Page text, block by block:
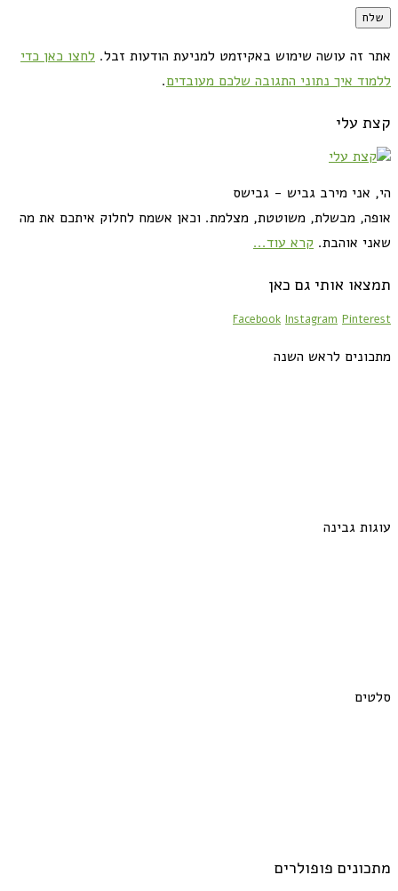
אתר זה עושה שימוש באקיזמט למניעת הודעות זבל. לחצו כאן כדי
ללמוד איך נתוני התגובה שלכם מעובדים.
קצת עלי
הי, אני מירב גביש - גבישס
אופה, מבשלת, משוטטת, מצלמת. וכאן אשמח לחלוק איתכם את מה
שאני אוהבת. קרא עוד...
תמצאו אותי גם כאן
Facebook Instagram Pinterest
מתכונים לראש השנה
עוגות גבינה
סלטים
מתכונים פופולרים